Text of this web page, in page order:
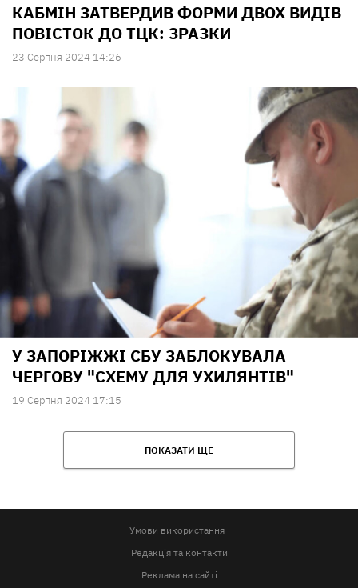
КАБМІН ЗАТВЕРДИВ ФОРМИ ДВОХ ВИДІВ
ПОВІСТОК ДО ТЦК: ЗРАЗКИ
23 Серпня 2024 14:26
У ЗАПОРІЖЖІ СБУ ЗАБЛОКУВАЛА
ЧЕРГОВУ "СХЕМУ ДЛЯ УХИЛЯНТІВ"
19 Серпня 2024 17:15
ПОКАЗАТИ ЩЕ
Умови використання
Редакція та контакти
Реклама на сайті